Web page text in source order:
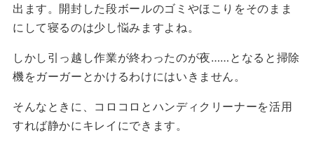
出ます。開封した段ボールのゴミやほこりをそのまま
にして寝るのは少し悩みますよね。
しかし引っ越し作業が終わったのが夜……となると掃除
機をガーガーとかけるわけにはいきません。
そんなときに、コロコロとハンディクリーナーを活用
すれば静かにキレイにできます。